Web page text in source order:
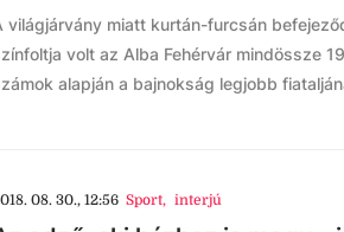
világjárvány miatt kurtán-furcsán
volt az Alba Fehérvár mindössze
alapján a bajnokság legjobb
08. 30., 12:56 Sport, interjú